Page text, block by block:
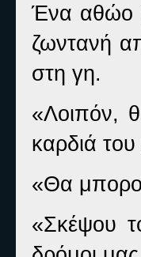
Ένα αθώο
ζωντανή
στη γη.
«Λοιπόν,
καρδιά
«Θα
«Σκέψου